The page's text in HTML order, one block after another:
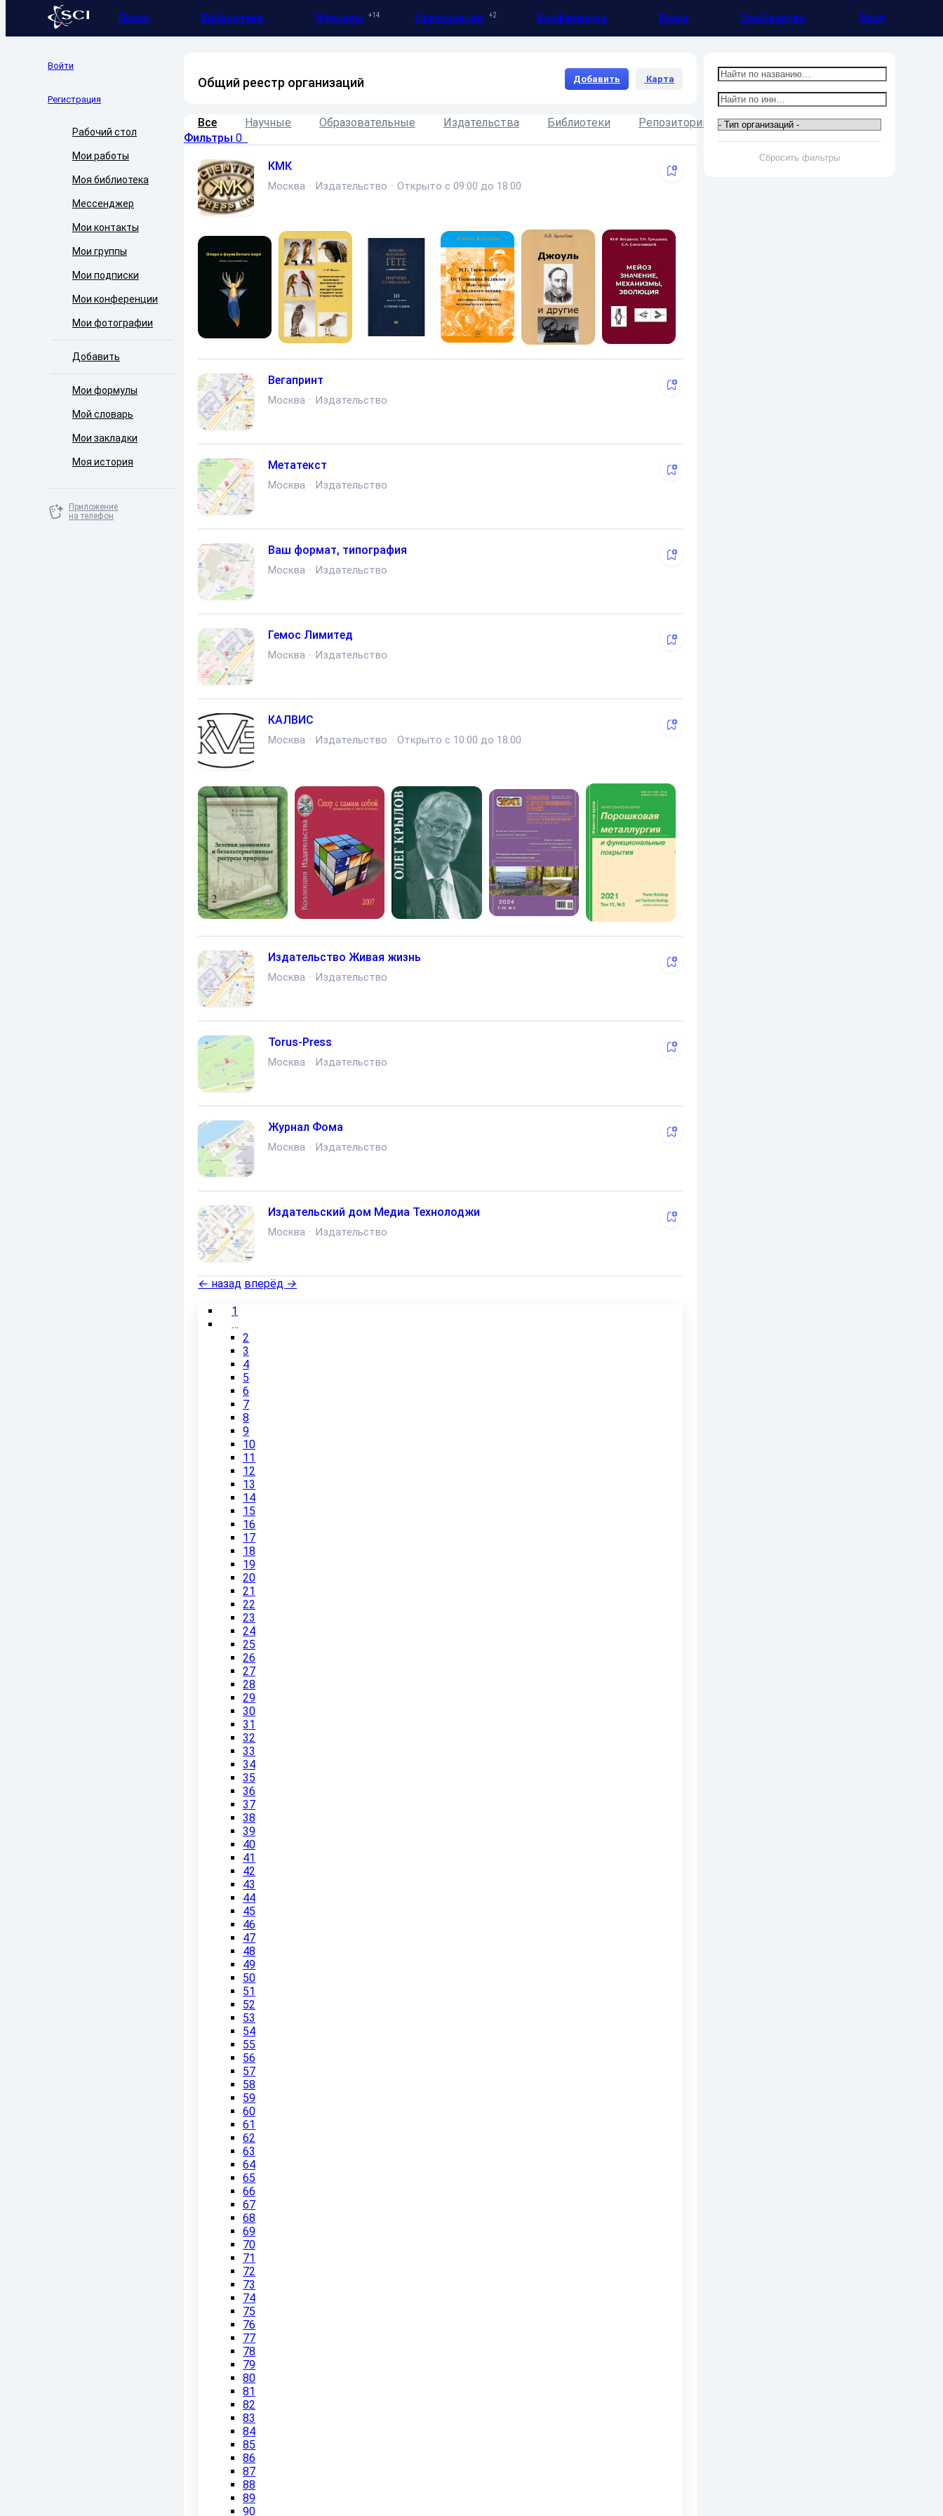
Поиск Библиотека Журналы 14 Организации 2 Конференции Блоги Сообщество Вход
Войти
Регистрация
Рабочий стол
Мои работы
Моя библиотека
Мессенджер
Мои контакты
Мои группы
Мои подписки
Мои конференции
Мои фотографии
Добавить
Мои формулы
Мой словарь
Мои закладки
Моя история
Приложение
на телефон
Общий реестр организаций Добавить Карта
Все Научные Образовательные Издательства Библиотеки
Репозитории
Фильтры 0
КМК
Москва · Издательство · Открыто с 09:00 до 18:00
Вегапринт
Москва · Издательство
Метатекст
Москва · Издательство
Ваш формат, типография
Москва · Издательство
Гемос Лимитед
Москва · Издательство
КАЛВИС
Москва · Издательство · Открыто с 10:00 до 18:00
Издательство Живая жизнь
Москва · Издательство
Torus-Press
Москва · Издательство
Журнал Фома
Москва · Издательство
Издательский дом Медиа Технолоджи
Москва · Издательство
← назад вперёд →
1
…
2
3
4
5
6
7
8
9
10
11
12
13
14
15
16
17
18
19
20
21
22
23
24
25
26
27
28
29
30
31
32
33
34
35
36
37
38
39
40
41
42
43
44
45
46
47
48
49
50
51
52
53
54
55
56
57
58
59
60
61
62
63
64
65
66
67
68
69
70
71
72
73
74
75
76
77
78
79
80
81
82
83
84
85
86
87
88
89
90